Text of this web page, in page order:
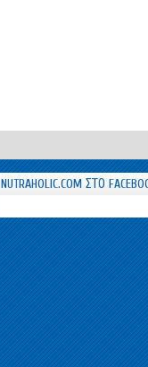
NUTRAHOLIC.COM ΣΤΟ